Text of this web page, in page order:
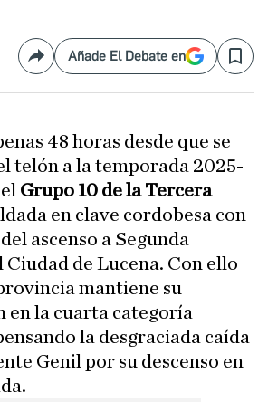
CompartirAñade El Debate en Save
48 horas desde que se
telón a la temporada 2025-
Grupo 10 de la Tercera
en clave cordobesa con
ascenso a Segunda
de Lucena. Con ello
mantiene su
en la cuarta categoría
la desgraciada caída
Genil por su descenso en